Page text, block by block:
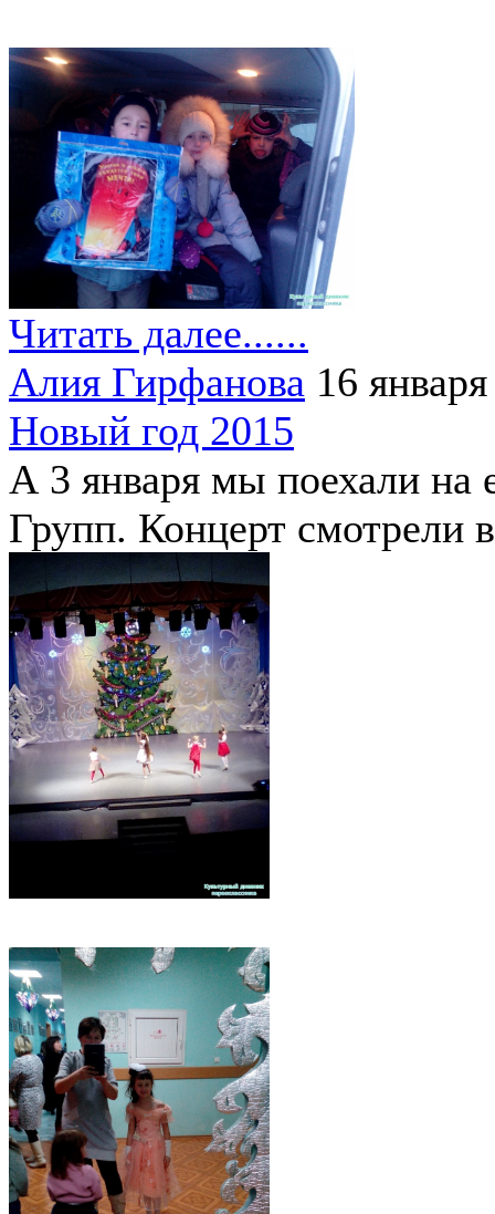
Читать далее......
Алия Гирфанова 16
Новый год 2015
А 3 января мы поехали на
Групп. Концерт смотрели